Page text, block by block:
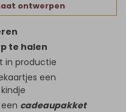
ontwerpen
te halen
in productie
een
cadeaupakket